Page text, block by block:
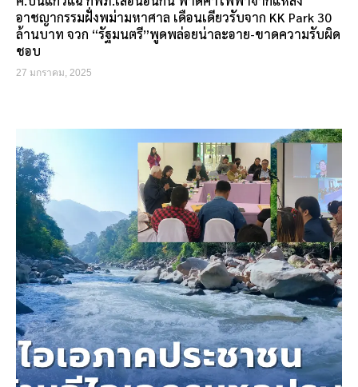
อาชญากรรมฝั่งพม่ามหาศาล เดือนเดียวรับจาก KK Park 30
ล้านบาท จวก “รัฐมนตรี”พูดพล่อยน่าละอาย-ขาดความรับผิด
ชอบ
27 มกราคม, 2025